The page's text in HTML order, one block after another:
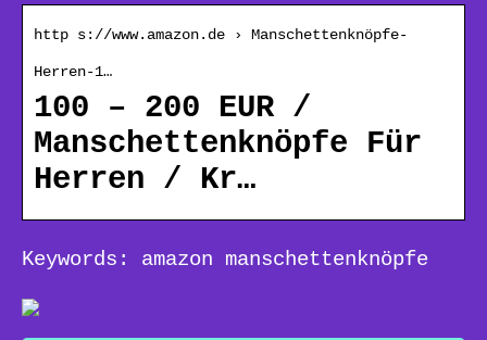
http s://www.amazon.de › Manschettenknöpfe-
Herren-1…
100 – 200 EUR /
Manschettenknöpfe Für
Herren / Kr…
Keywords: amazon manschettenknöpfe